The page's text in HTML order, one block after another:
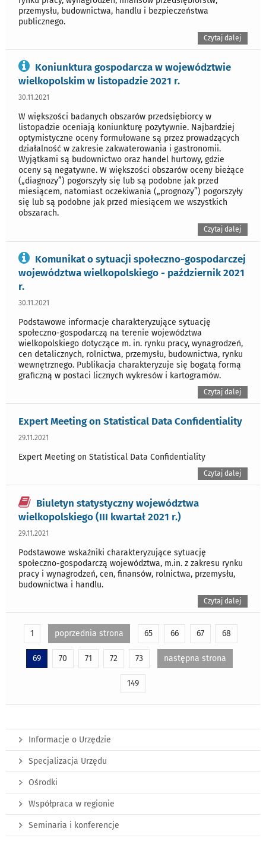
przemysłu, budownictwa, handlu i bezpieczeństwa
publicznego.
Czytaj dalej
Koniunktura gospodarcza w województwie
wielkopolskim w listopadzie 2021 r.
30.11.2021
W większości badanych obszarów przedsiębiorcy w
listopadzie oceniają koniunkturę pozytywnie. Najbardziej
optymistyczne oceny formułowane są przez prowadzących
działalność w zakresie zakwaterowania i gastronomii.
Wyjątkami są budownictwo oraz handel hurtowy, gdzie
oceny są negatywne. W większości obszarów oceny bieżące
(„diagnozy”) pogorszyły się lub są podobne jak przed
miesiącem, natomiast oczekiwania („prognozy”) pogorszyły
się lub są podobne jak przed miesiącem we wszystkich
obszarach.
Czytaj dalej
Komunikat o sytuacji społeczno-gospodarczej
województwa wielkopolskiego - październik 2021
r.
30.11.2021
Podstawowe informacje charakteryzujące sytuację
społeczno-gospodarczą na terenie województwa
wielkopolskiego dotyczące m. in. rynku pracy, wynagrodzeń,
cen detalicznych, rolnictwa, przemysłu, budownictwa, rynku
wewnętrznego. Publikacja charakteryzuje się bogatą formą
graficzną w postaci licznych wykresów i kartogramów.
Czytaj dalej
Expert Meeting on Statistical Data Confidentiality
29.11.2021
Expert Meeting on Statistical Data Confidentiality
Czytaj dalej
Biuletyn statystyczny województwa
wielkopolskiego (III kwartał 2021 r.)
29.11.2021
Podstawowe wskaźniki charakteryzujące sytuację
społeczno-gospodarczą województwa, m.in. z zakresu rynku
pracy i wynagrodzeń, cen, finansów, rolnictwa, przemysłu,
budownictwa i handlu.
Czytaj dalej
1 poprzednia strona 65 66 67 68
69 70 71 72 73 następna strona
149
Informacje o Urzędzie
Specjalizacja Urzędu
Ośrodki
Współpraca w regionie
Seminaria i konferencje